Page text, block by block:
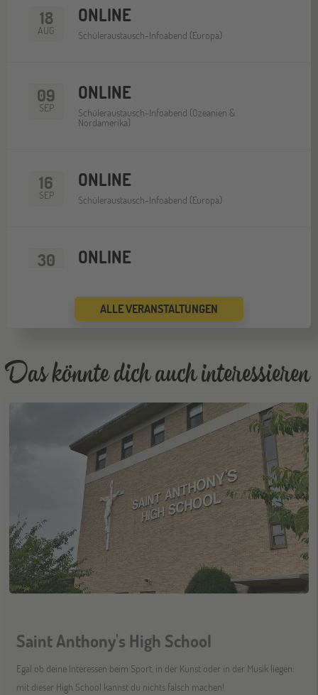
18
AUG
ONLINE
Schüleraustausch-Infoabend (Europa)
09
SEP
ONLINE
Schüleraustausch-Infoabend (Ozeanien &
Nordamerika)
16
SEP
ONLINE
Schüleraustausch-Infoabend (Europa)
30 ONLINE
ONLINE
Schüleraustausch-Infoabend (Ozeanien)
ONLINE
Schüleraustausch-Infoabend (Europa)
25
NOV
ONLINE
Schüleraustausch-Infoabend (Ozeanien &
Nordamerika)
DEZ
ONLINE
Schüleraustausch-Infoabend (Europa)
ALLE VERANSTALTUNGEN
Das könnte dich auch interessieren
Saint Anthony's High School
Egal ob deine Interessen beim Sport, in der Kunst oder in der Musik liegen:
mit dieser High School kannst du nichts falsch machen!